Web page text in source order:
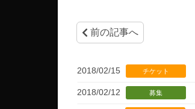
前の記事へ
2018/02/15 チケット
2018/02/12 募集